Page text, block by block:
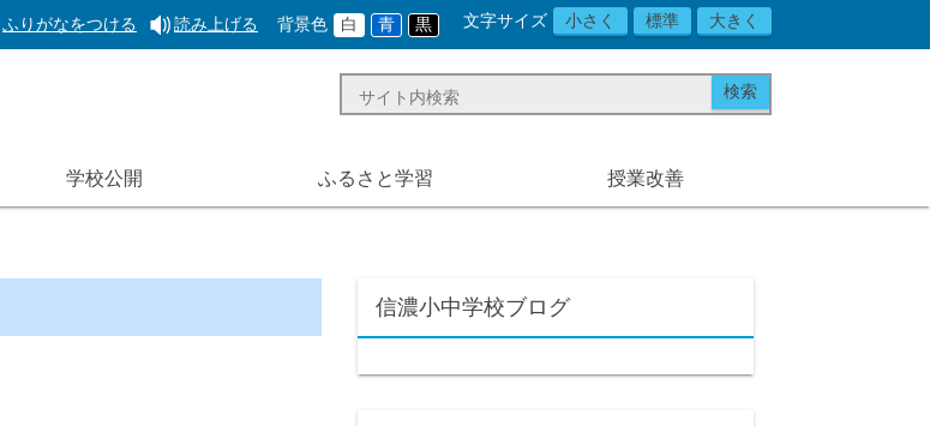
文字サイズ 小さく 標準 大きく
背景色 白 青 黒
読み上げる
ふりがなをつける
学校公開 ふるさと学習 授業改善
信濃小中学校ブログ